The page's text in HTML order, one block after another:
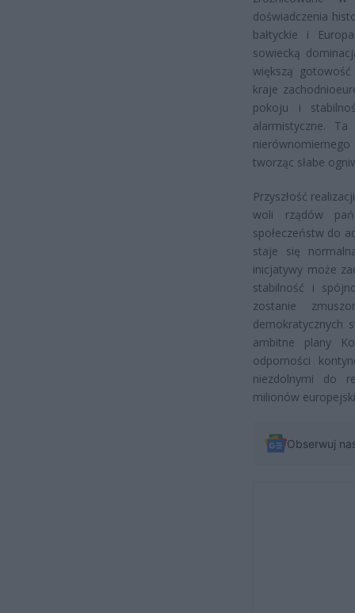
doświadczenia
bałtyckie i
sowiecką
większą
kraje
pokoju i
alarmistyczne.
tworząc słabe
Przyszłość
woli rządów
społeczeństw do
staje się
inicjatywy może
stabilność i
zostanie
demokratycznych
ambitne plany
odporności
niezdolnymi do
milionów
Obserwuj